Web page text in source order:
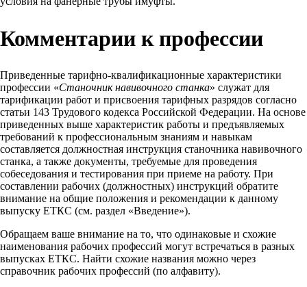
Комментарии к профессии
Приведенные тарифно-квалификационные характеристики
профессии «Станочник навивочного станка» служат для
тарификации работ и присвоения тарифных разрядов согласно
статьи 143 Трудового кодекса Российской Федерации. На основе
приведенных выше характеристик работы и предъявляемых
требований к профессиональным знаниям и навыкам
составляется должностная инструкция станочника навивочного
станка, а также документы, требуемые для проведения
собеседования и тестирования при приеме на работу. При
составлении рабочих (должностных) инструкций обратите
внимание на общие положения и рекомендации к данному
выпуску ЕТКС (см. раздел «Введение»).
Обращаем ваше внимание на то, что одинаковые и схожие
наименования рабочих профессий могут встречаться в разных
выпусках ЕТКС. Найти схожие названия можно через
справочник рабочих профессий (по алфавиту).